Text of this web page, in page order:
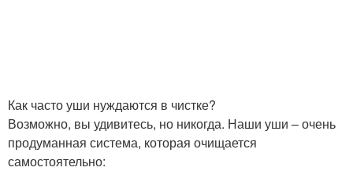
Как часто уши нуждаются в чистке?
Возможно, вы удивитесь, но никогда. Наши уши – очень
продуманная система, которая очищается
самостоятельно: